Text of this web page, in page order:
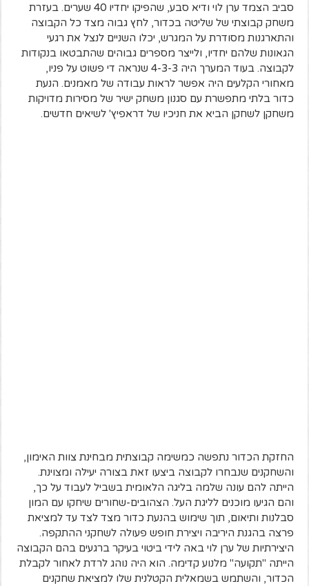
סביב הצמד ערן לוי ודיא סבע, שהפיקו יחדיו 40 שערים. בעזרת
משחק קבוצתי של שליטה בכדור, לחץ גבוה מצד כל הקבוצה
והתארגנות מסודרת על המגרש, יכלו השניים לנצל את רגעי
הגאונות שלהם יחדיו, ולייצר מספרים גבוהים שהתבטאו בנקודות
לקבוצה. בעוד המערך היה 4-3-3 שנראה די פשוט על פניו,
מאחורי הקלעים היה אפשר לראות עבודה של מאמנים. הנעת
כדור בלתי מתפשרת עם סגנון משחק ישיר של מסירות מדויקות
משחקן לשחקן הביא את חניכיו של דראפיץ' לשיאים חדשים.
החזקת הכדור נתפשה כמשימה קבוצתית מבחינת צוות האימון,
והשחקנים שנבחרו לקבוצה ביצעו זאת בצורה יעילה ומצוינת.
הייתה להם עונה שלמה בליגה הלאומית בשביל לעבוד על כך,
והם הגיעו מוכנים לליגת העל. הצהובים-שחורים שיחקו עם המון
סבלנות ותיאום, תוך שימוש בהנעת כדור מצד לצד עד למציאת
פרצה בהגנת היריבה ויצירת חופש פעולה לשחקני ההתקפה.
היצירתיות של ערן לוי באה לידי ביטוי בעיקר ברגעים בהם הקבוצה
הייתה "תקועה" מלנוע קדימה. הוא היה נוהג לרדת לאחור לקבלת
הכדור, והשתמש בשמאלית הקטלנית שלו למציאת שחקנים